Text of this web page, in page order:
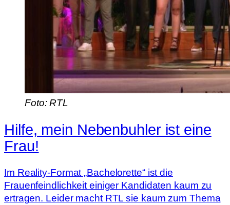
Foto: RTL
Hilfe, mein Nebenbuhler ist eine
Frau!
Im Reality-Format „Bachelorette“ ist die
Frauenfeindlichkeit einiger Kandidaten kaum zu
ertragen. Leider macht RTL sie kaum zum Thema